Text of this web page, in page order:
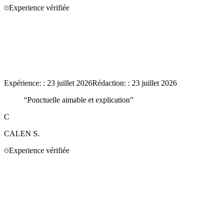
Experience vérifiée
Expérience: : 23 juillet 2026Rédaction: : 23 juillet 2026
“Ponctuelle aimable et explication”
C
CALEN S.
Experience vérifiée